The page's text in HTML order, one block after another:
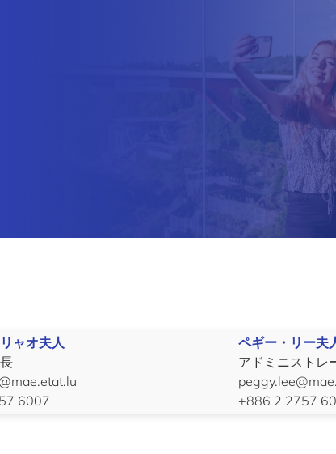
ャオ夫人
6007
ペギー・リー夫
アドミニストレ
+886 2 2757